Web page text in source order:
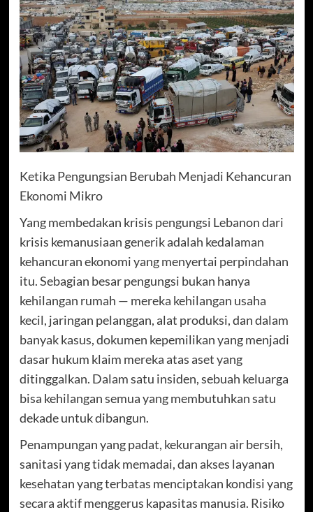
Ketika Pengungsian Berubah Menjadi Kehancuran
Ekonomi Mikro
Yang membedakan krisis pengungsi Lebanon dari
krisis kemanusiaan generik adalah kedalaman
kehancuran ekonomi yang menyertai perpindahan
itu. Sebagian besar pengungsi bukan hanya
kehilangan rumah — mereka kehilangan usaha
kecil, jaringan pelanggan, alat produksi, dan dalam
banyak kasus, dokumen kepemilikan yang menjadi
dasar hukum klaim mereka atas aset yang
ditinggalkan. Dalam satu insiden, sebuah keluarga
bisa kehilangan semua yang membutuhkan satu
dekade untuk dibangun.
Penampungan yang padat, kekurangan air bersih,
sanitasi yang tidak memadai, dan akses layanan
kesehatan yang terbatas menciptakan kondisi yang
secara aktif menggerus kapasitas manusia. Risiko